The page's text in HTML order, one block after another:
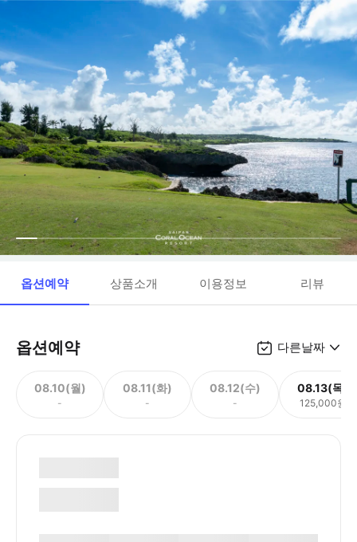
옵션예약 상품소개 이용정보 리뷰
옵션예약 다른날짜
08.10(월)
-
08.11(화)
-
08.12(수)
-
08.13(목)
125,000원